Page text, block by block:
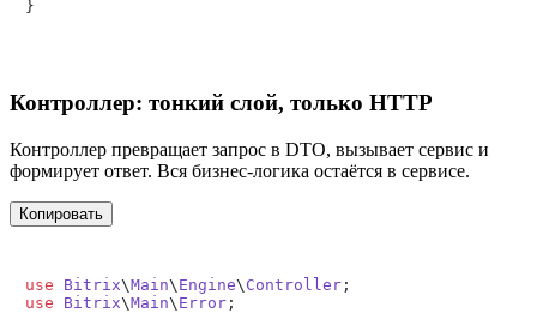
Контроллер: тонкий слой, только HTTP
Контроллер превращает запрос в DTO, вызывает сервис и
формирует ответ. Вся бизнес‑логика остаётся в сервисе.
Копировать
use Bitrix\Main\ Engine\ Controller
use
Bitrix\Main\ Error ;